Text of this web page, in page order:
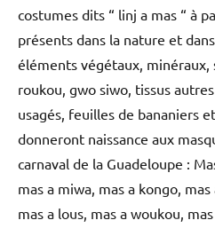
costumes dits “ linj a mas “ à
présents dans la nature et
éléments végétaux, minéraux,
roukou, gwo siwo, tissus
usagés, feuilles de bananiers
donneront naissance aux
carnaval de la Guadeloupe :
mas a miwa, mas a kongo,
mas a lous, mas a woukou,